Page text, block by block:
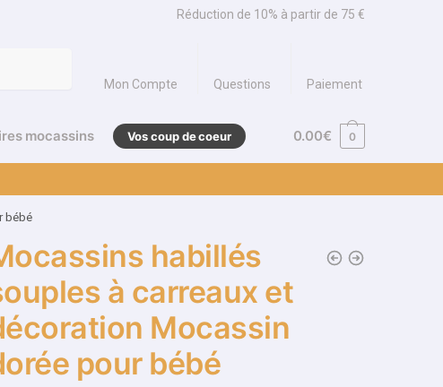
Réduction de 10% à partir de 75 €
Mon Compte Questions Paiement
mocassins Vos coup de coeur 0.00€ 0
bébé
habillés
à carreaux et
Mocassin
pour bébé